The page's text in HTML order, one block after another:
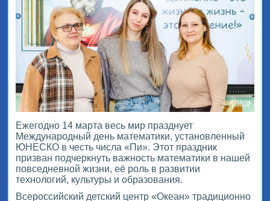
Ежегодно 14 марта весь мир празднует
Международный день математики, установленный
ЮНЕСКО в честь числа «Пи». Этот праздник
призван подчеркнуть важность математики в нашей
повседневной жизни, её роль в развитии
технологий, культуры и образования.
Всероссийский детский центр «Океан» традиционно